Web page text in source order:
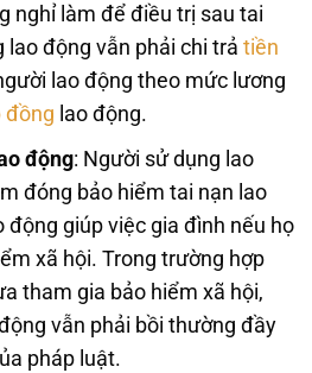
nghỉ làm để điều trị sau tai
lao động vẫn phải chi trả tiền
lao động theo mức lương
đồng lao động.
động: Người sử dụng lao
đóng bảo hiểm tai nạn lao
động giúp việc gia đình nếu họ
xã hội. Trong trường hợp
tham gia bảo hiểm xã hội,
vẫn phải bồi thường đầy
pháp luật.